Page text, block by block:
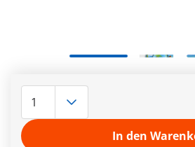
vielseitigem Zubehör für kreative
Meer
Die Ei-Hälften verwandeln sich
Strandkulisse zum sofortigen
In den